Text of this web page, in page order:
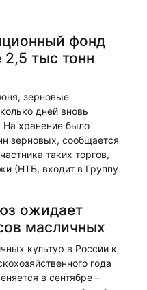
фонд
тыс тонн
зерновые
дней вновь
На хранение было
зерновых, сообщается
таких торгов,
(НТБ, входит в Группу
ожидает
масличных
культур в России к
года
в сентябре –